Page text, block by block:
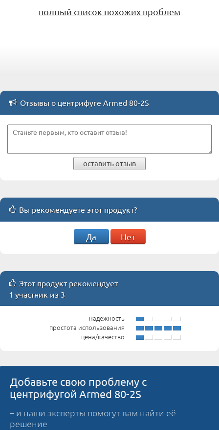
полный список похожих проблем
Отзывы о центрифуге Armed 80-2S
оставить отзыв
Вы рекомендуете этот продукт?
Да Нет
Этот продукт рекомендует
1 участник из 3
надежность
простота использования
цена/качество
Добавьте свою проблему с
центрифугой Armed 80-2S
– и наши эксперты помогут вам найти её
решение